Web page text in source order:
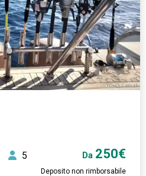
5 Da 250€
Deposito non rimborsabile